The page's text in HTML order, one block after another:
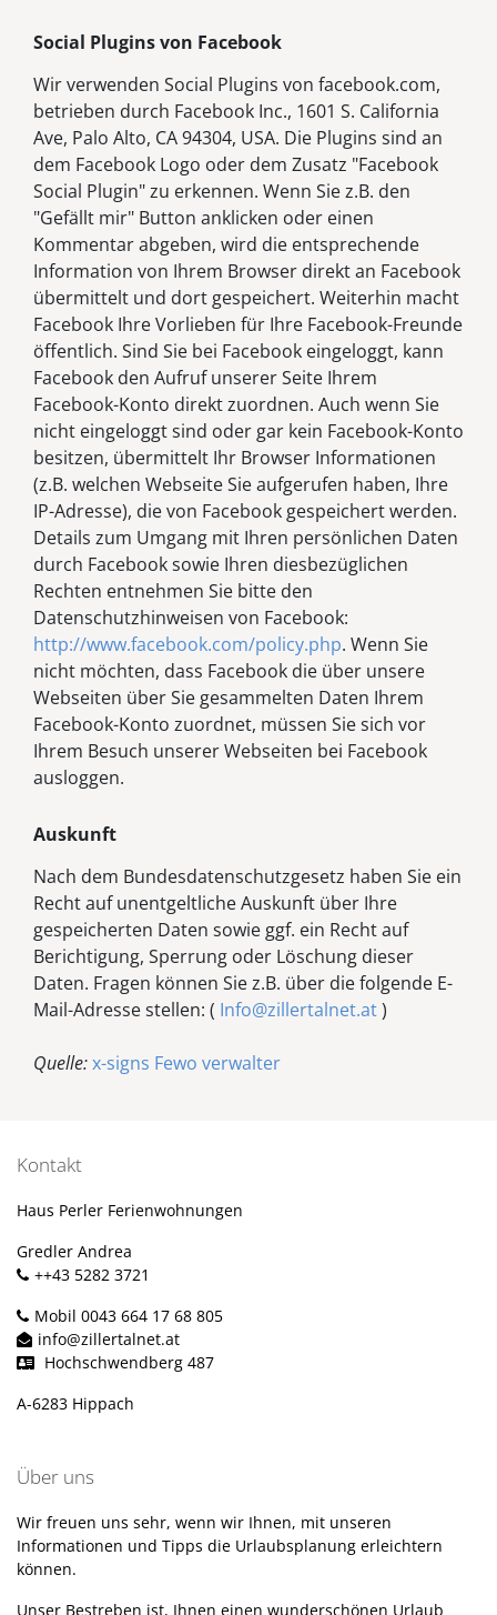
Social Plugins von Facebook
Wir verwenden Social Plugins von facebook.com,
betrieben durch Facebook Inc., 1601 S. California
Ave, Palo Alto, CA 94304, USA. Die Plugins sind an
dem Facebook Logo oder dem Zusatz "Facebook
Social Plugin" zu erkennen. Wenn Sie z.B. den
"Gefällt mir" Button anklicken oder einen
Kommentar abgeben, wird die entsprechende
Information von Ihrem Browser direkt an Facebook
übermittelt und dort gespeichert. Weiterhin macht
Facebook Ihre Vorlieben für Ihre Facebook-Freunde
öffentlich. Sind Sie bei Facebook eingeloggt, kann
Facebook den Aufruf unserer Seite Ihrem
Facebook-Konto direkt zuordnen. Auch wenn Sie
nicht eingeloggt sind oder gar kein Facebook-Konto
besitzen, übermittelt Ihr Browser Informationen
(z.B. welchen Webseite Sie aufgerufen haben, Ihre
IP-Adresse), die von Facebook gespeichert werden.
Details zum Umgang mit Ihren persönlichen Daten
durch Facebook sowie Ihren diesbezüglichen
Rechten entnehmen Sie bitte den
Datenschutzhinweisen von Facebook:
http://www.facebook.com/policy.php. Wenn Sie
nicht möchten, dass Facebook die über unsere
Webseiten über Sie gesammelten Daten Ihrem
Facebook-Konto zuordnet, müssen Sie sich vor
Ihrem Besuch unserer Webseiten bei Facebook
ausloggen.
Auskunft
Nach dem Bundesdatenschutzgesetz haben Sie ein
Recht auf unentgeltliche Auskunft über Ihre
gespeicherten Daten sowie ggf. ein Recht auf
Berichtigung, Sperrung oder Löschung dieser
Daten. Fragen können Sie z.B. über die folgende E-
Mail-Adresse stellen: ( Info@zillertalnet.at)
Quelle:x-signs Fewo verwalter
Kontakt
Haus Perler Ferienwohnungen
Gredler Andrea
++43 5282 3721
Mobil 0043 664 17 68 805
info@zillertalnet.at
Hochschwendberg 487
A-6283 Hippach
Über uns
Wir freuen uns sehr, wenn wir Ihnen, mit unseren
Informationen und Tipps die Urlaubsplanung erleichtern
können.
Unser Bestreben ist, Ihnen einen wunderschönen Urlaub